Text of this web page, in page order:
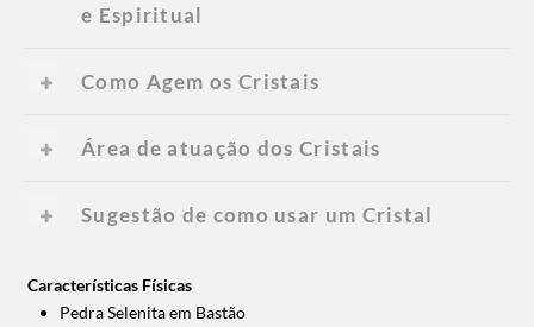
e Espiritual
Como Agem os Cristais
Área de atuação dos Cristais
Sugestão de como usar um Cristal
Características Físicas
Pedra Selenita em Bastão